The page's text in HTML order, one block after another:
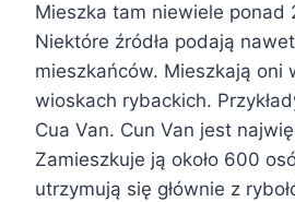
Mieszka tam niewiele ponad
Niektóre źródła podają
mieszkańców. Mieszkają oni
wioskach rybackich.
Cua Van. Cun Van jest
Zamieszkuje ją około 600
utrzymują się głównie z